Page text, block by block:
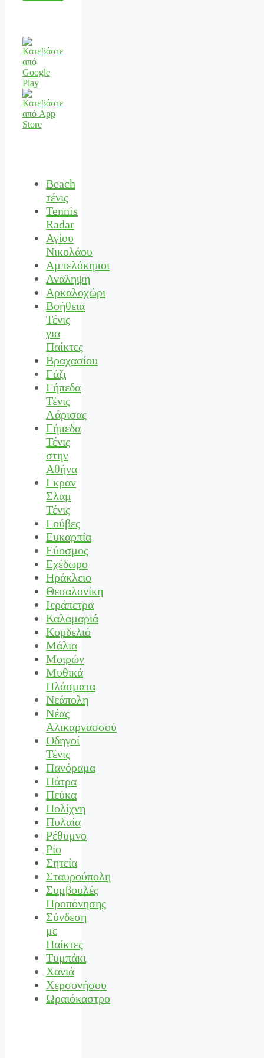
Beach
τένις
Tennis
Radar
Αγίου
Νικολάου
Αμπελόκηποι
Ανάληψη
Αρκαλοχώρι
Βοήθεια
Τένις
για
Παίκτες
Βραχασίου
Γάζι
Γήπεδα
Τένις
Λάρισας
Γήπεδα
Τένις
στην
Αθήνα
Γκραν
Σλαμ
Τένις
Γούβες
Ευκαρπία
Εύοσμος
Εχέδωρο
Ηράκλειο
Θεσαλονίκη
Ιεράπετρα
Καλαμαριά
Κορδελιό
Μάλια
Μοιρών
Μυθικά
Πλάσματα
Νεάπολη
Νέας
Αλικαρνασσού
Οδηγοί
Τένις
Πανόραμα
Πάτρα
Πεύκα
Πολίχνη
Πυλαία
Ρέθυμνο
Ρίο
Σητεία
Σταυρούπολη
Συμβουλές
Προπόνησης
Σύνδεση
με
Παίκτες
Τυμπάκι
Χανιά
Χερσονήσου
Ωραιόκαστρο